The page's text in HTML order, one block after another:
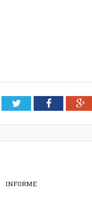
TwitterFacebook
INFORME